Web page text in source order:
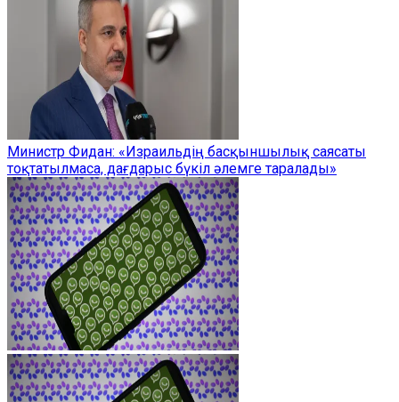
Министр Фидан: «Израильдің басқыншылық саясаты
тоқтатылмаса, дағдарыс бүкіл әлемге таралады»